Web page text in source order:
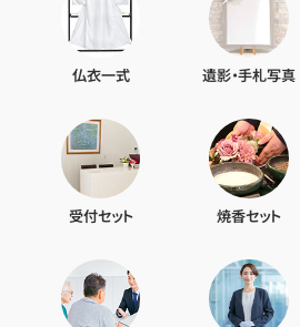
仏衣一式 遺影・手札写真
受付セット 焼香セット